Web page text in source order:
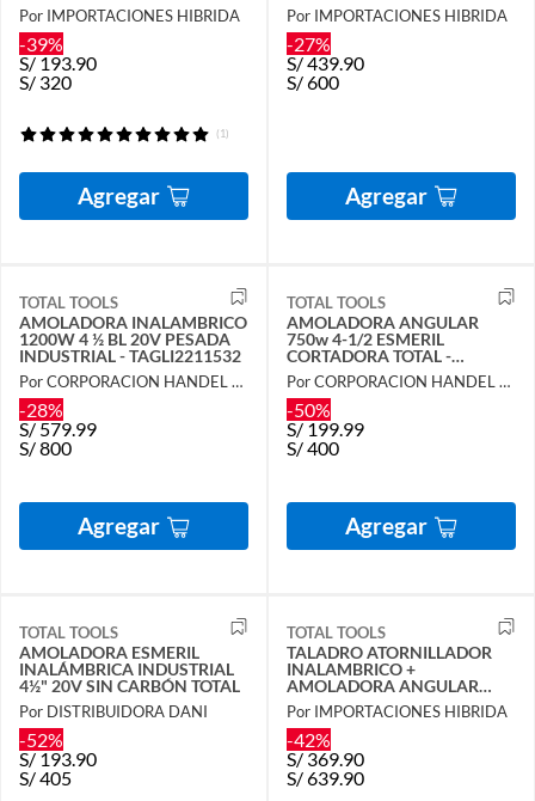
TAGLI1151
Por IMPORTACIONES HIBRIDA
-39%
S/193.90
S/ 320
(1)
Agregar
Por IMPORTACIONES HIBRIDA
-27%
S/439.90
S/600
Agregar
TOTAL TOOLS
AMOLADORA INALAMBRICO
1200W 4 ½ BL 20V PESADA
INDUSTRIAL - TAGLI2211532
Por CORPORACION HANDEL SAC
-28%
S/ 579.99
S/800
Agregar
TOTAL TOOLS
AMOLADORA ANGULAR
750w 4-1/2 ESMERIL
CORTADORA TOTAL -
TG10711556
Por CORPORACION HANDEL SAC
-50%
S/ 199.99
S/400
Agregar
TOTAL TOOLS
AMOLADORA ESMERIL
INALÁMBRICA INDUSTRIAL
4½" 20V SIN CARBÓN TOTAL
Por DISTRIBUIDORA DANI
-52%
S/ 193.90
S/405
TOTAL TOOLS
TALADRO ATORNILLADOR
INALAMBRICO +
AMOLADORA ANGULAR
TOTAL +21 ACCES
Por IMPORTACIONES HIBRIDA
-42%
S/ 369.90
S/639.90